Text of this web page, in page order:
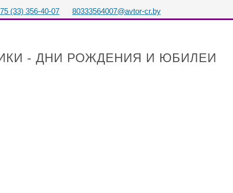
(33) 356-40-07 80333564007@avtor-cr.by
- ДНИ РОЖДЕНИЯ И ЮБИЛЕИ